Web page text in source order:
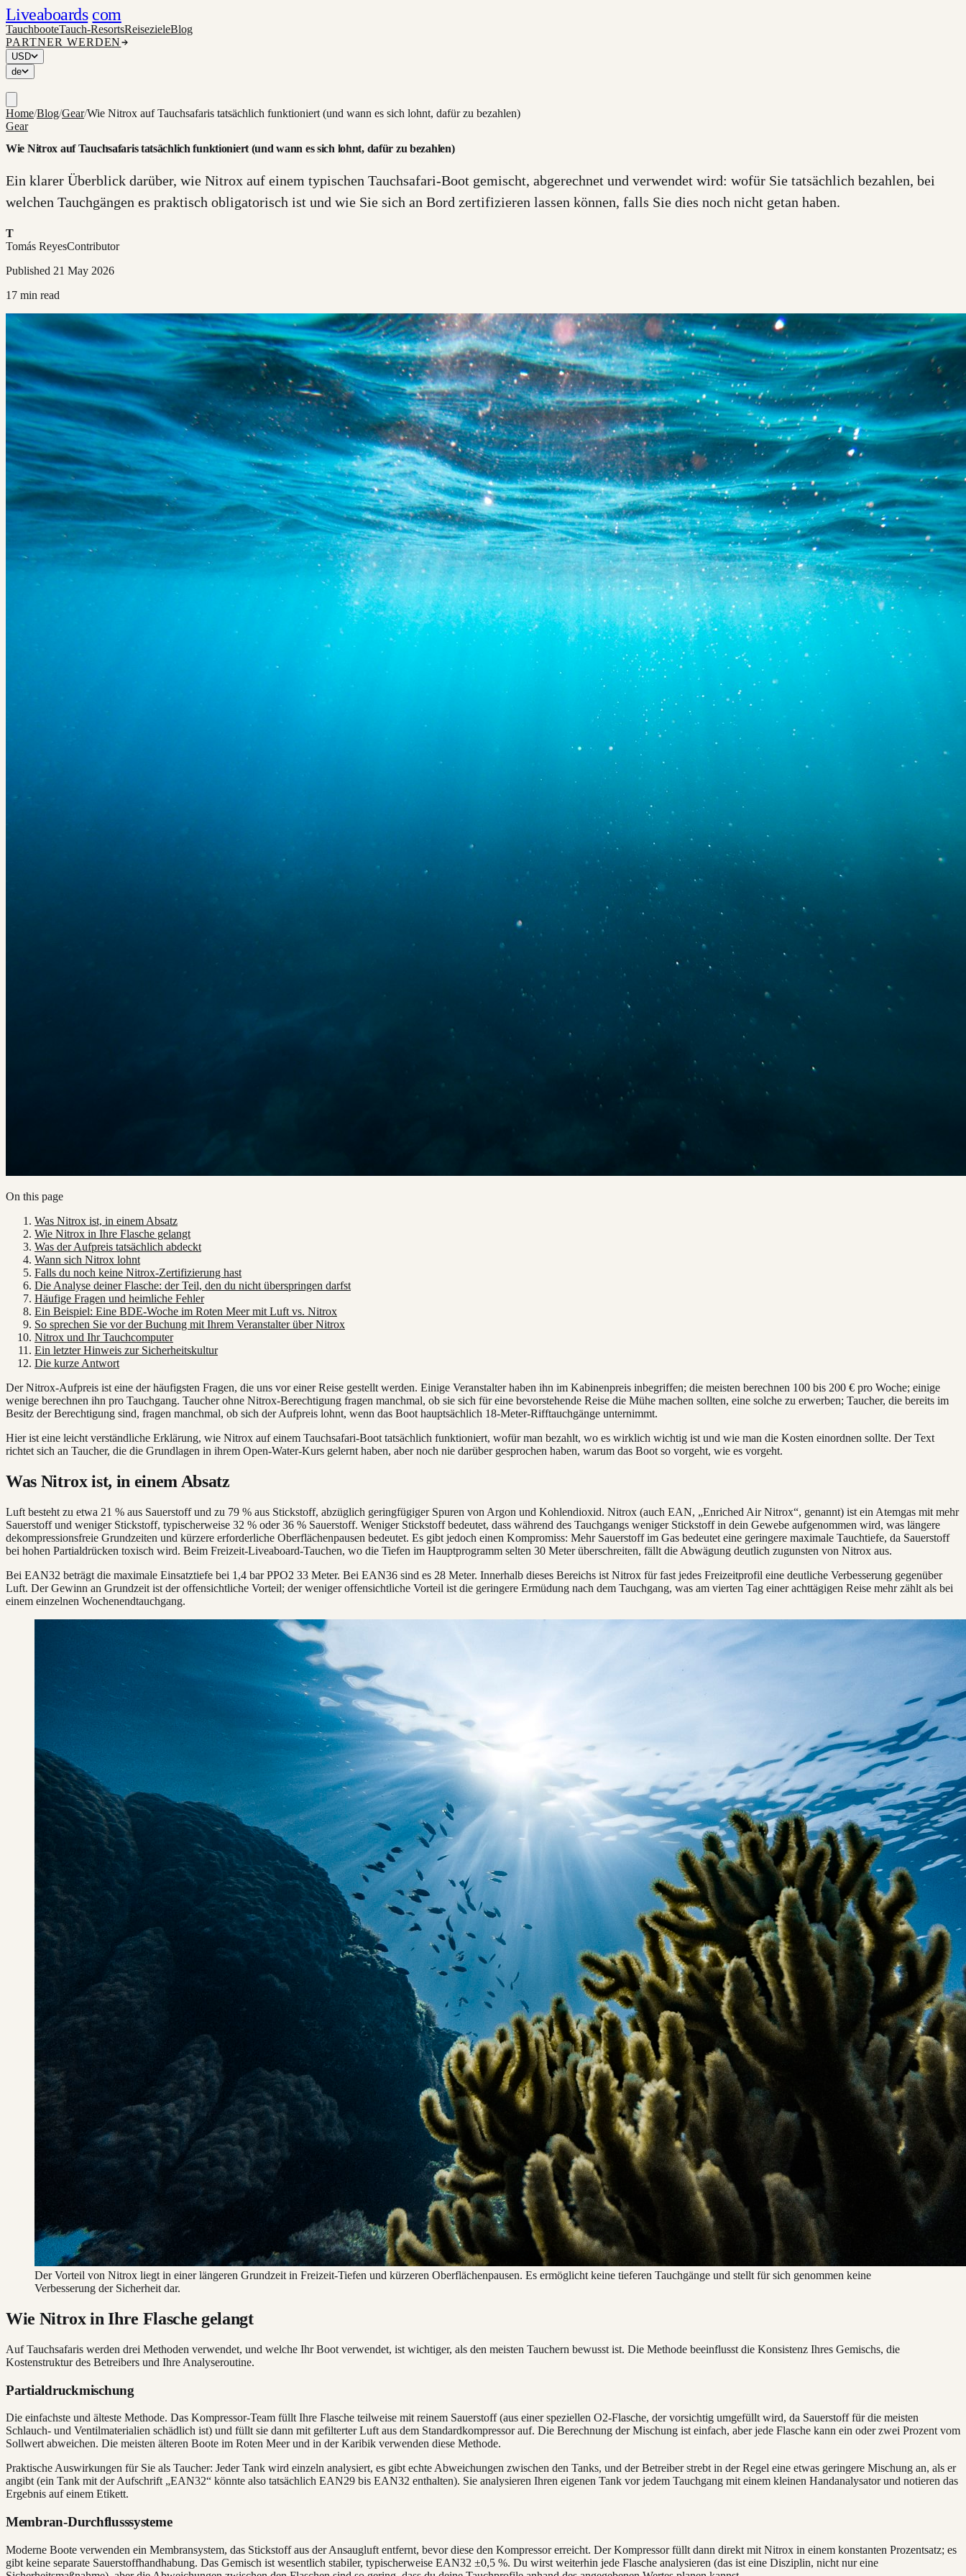
Liveaboards com
TauchbooteTauch-ResortsReisezieleBlog
PARTNER WERDEN
USD
de
Home/Blog/Gear/Wie Nitrox auf Tauchsafaris tatsächlich funktioniert (und wann es sich lohnt, dafür zu bezahlen)
Gear
Wie Nitrox auf Tauchsafaris tatsächlich funktioniert (und wann es sich lohnt, dafür zu bezahlen)
Ein klarer Überblick darüber, wie Nitrox auf einem typischen Tauchsafari-Boot gemischt, abgerechnet und verwendet wird: wofür Sie tatsächlich bezahlen, bei
welchen Tauchgängen es praktisch obligatorisch ist und wie Sie sich an Bord zertifizieren lassen können, falls Sie dies noch nicht getan haben.
T
Tomás ReyesContributor
Published 21 May 2026
17 min read
On this page
Was Nitrox ist, in einem Absatz
Wie Nitrox in Ihre Flasche gelangt
Was der Aufpreis tatsächlich abdeckt
Wann sich Nitrox lohnt
Falls du noch keine Nitrox-Zertifizierung hast
Die Analyse deiner Flasche: der Teil, den du nicht überspringen darfst
Häufige Fragen und heimliche Fehler
Ein Beispiel: Eine BDE-Woche im Roten Meer mit Luft vs. Nitrox
So sprechen Sie vor der Buchung mit Ihrem Veranstalter über Nitrox
Nitrox und Ihr Tauchcomputer
Ein letzter Hinweis zur Sicherheitskultur
Die kurze Antwort
Der Nitrox-Aufpreis ist eine der häufigsten Fragen, die uns vor einer Reise gestellt werden. Einige Veranstalter haben ihn im Kabinenpreis inbegriffen; die meisten berechnen 100 bis 200 € pro Woche; einige
wenige berechnen ihn pro Tauchgang. Taucher ohne Nitrox-Berechtigung fragen manchmal, ob sie sich für eine bevorstehende Reise die Mühe machen sollten, eine solche zu erwerben; Taucher, die bereits im
Besitz der Berechtigung sind, fragen manchmal, ob sich der Aufpreis lohnt, wenn das Boot hauptsächlich 18-Meter-Rifftauchgänge unternimmt.
Hier ist eine leicht verständliche Erklärung, wie Nitrox auf einem Tauchsafari-Boot tatsächlich funktioniert, wofür man bezahlt, wo es wirklich wichtig ist und wie man die Kosten einordnen sollte. Der Text
richtet sich an Taucher, die die Grundlagen in ihrem Open-Water-Kurs gelernt haben, aber noch nie darüber gesprochen haben, warum das Boot so vorgeht, wie es vorgeht.
Was Nitrox ist, in einem Absatz
Luft besteht zu etwa 21 % aus Sauerstoff und zu 79 % aus Stickstoff, abzüglich geringfügiger Spuren von Argon und Kohlendioxid. Nitrox (auch EAN, „Enriched Air Nitrox“, genannt) ist ein Atemgas mit mehr
Sauerstoff und weniger Stickstoff, typischerweise 32 % oder 36 % Sauerstoff. Weniger Stickstoff bedeutet, dass während des Tauchgangs weniger Stickstoff in dein Gewebe aufgenommen wird, was längere
dekompressionsfreie Grundzeiten und kürzere erforderliche Oberflächenpausen bedeutet. Es gibt jedoch einen Kompromiss: Mehr Sauerstoff im Gas bedeutet eine geringere maximale Tauchtiefe, da Sauerstoff
bei hohen Partialdrücken toxisch wird. Beim Freizeit-Liveaboard-Tauchen, wo die Tiefen im Hauptprogramm selten 30 Meter überschreiten, fällt die Abwägung deutlich zugunsten von Nitrox aus.
Bei EAN32 beträgt die maximale Einsatztiefe bei 1,4 bar PPO2 33 Meter. Bei EAN36 sind es 28 Meter. Innerhalb dieses Bereichs ist Nitrox für fast jedes Freizeitprofil eine deutliche Verbesserung gegenüber
Luft. Der Gewinn an Grundzeit ist der offensichtliche Vorteil; der weniger offensichtliche Vorteil ist die geringere Ermüdung nach dem Tauchgang, was am vierten Tag einer achttägigen Reise mehr zählt als bei
einem einzelnen Wochenendtauchgang.
Der Vorteil von Nitrox liegt in einer längeren Grundzeit in Freizeit-Tiefen und kürzeren Oberflächenpausen. Es ermöglicht keine tieferen Tauchgänge und stellt für sich genommen keine
Verbesserung der Sicherheit dar.
Wie Nitrox in Ihre Flasche gelangt
Auf Tauchsafaris werden drei Methoden verwendet, und welche Ihr Boot verwendet, ist wichtiger, als den meisten Tauchern bewusst ist. Die Methode beeinflusst die Konsistenz Ihres Gemischs, die
Kostenstruktur des Betreibers und Ihre Analyseroutine.
Partialdruckmischung
Die einfachste und älteste Methode. Das Kompressor-Team füllt Ihre Flasche teilweise mit reinem Sauerstoff (aus einer speziellen O2-Flasche, der vorsichtig umgefüllt wird, da Sauerstoff für die meisten
Schlauch- und Ventilmaterialien schädlich ist) und füllt sie dann mit gefilterter Luft aus dem Standardkompressor auf. Die Berechnung der Mischung ist einfach, aber jede Flasche kann ein oder zwei Prozent vom
Sollwert abweichen. Die meisten älteren Boote im Roten Meer und in der Karibik verwenden diese Methode.
Praktische Auswirkungen für Sie als Taucher: Jeder Tank wird einzeln analysiert, es gibt echte Abweichungen zwischen den Tanks, und der Betreiber strebt in der Regel eine etwas geringere Mischung an, als er
angibt (ein Tank mit der Aufschrift „EAN32“ könnte also tatsächlich EAN29 bis EAN32 enthalten). Sie analysieren Ihren eigenen Tank vor jedem Tauchgang mit einem kleinen Handanalysator und notieren das
Ergebnis auf einem Etikett.
Membran-Durchflusssysteme
Moderne Boote verwenden ein Membransystem, das Stickstoff aus der Ansaugluft entfernt, bevor diese den Kompressor erreicht. Der Kompressor füllt dann direkt mit Nitrox in einem konstanten Prozentsatz; es
gibt keine separate Sauerstoffhandhabung. Das Gemisch ist wesentlich stabiler, typischerweise EAN32 ±0,5 %. Du wirst weiterhin jede Flasche analysieren (das ist eine Disziplin, nicht nur eine